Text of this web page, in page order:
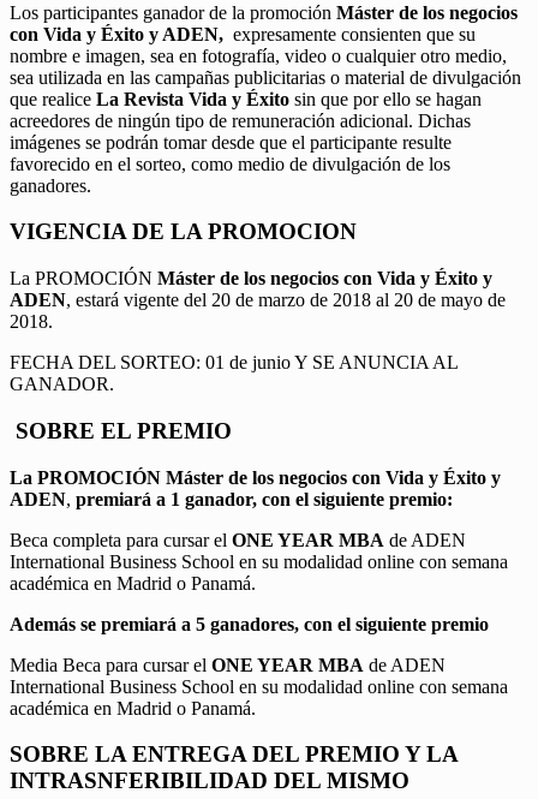
Los participantes ganador de la promoción Máster de los negocios
con Vida y Éxito y ADEN, expresamente consienten que su
nombre e imagen, sea en fotografía, video o cualquier otro medio,
sea utilizada en las campañas publicitarias o material de divulgación
que realice La Revista Vida y Éxito sin que por ello se hagan
acreedores de ningún tipo de remuneración adicional. Dichas
imágenes se podrán tomar desde que el participante resulte
favorecido en el sorteo, como medio de divulgación de los
ganadores.
VIGENCIA DE LA PROMOCION
La PROMOCIÓN Máster de los negocios con Vida y Éxito y
ADEN, estará vigente del 20 de marzo de 2018 al 20 de mayo de
2018.
FECHA DEL SORTEO: 01 de junio Y SE ANUNCIA AL
GANADOR.
SOBRE EL PREMIO
La PROMOCIÓN Máster de los negocios con Vida y Éxito y
ADEN, premiará a 1 ganador, con el siguiente premio:
Beca completa para cursar el ONE YEAR MBA de ADEN
International Business School en su modalidad online con semana
académica en Madrid o Panamá.
Además se premiará a 5 ganadores, con el siguiente premio
Media Beca para cursar el ONE YEAR MBA de ADEN
International Business School en su modalidad online con semana
académica en Madrid o Panamá.
SOBRE LA ENTREGA DEL PREMIO Y LA
INTRASNFERIBILIDAD DEL MISMO